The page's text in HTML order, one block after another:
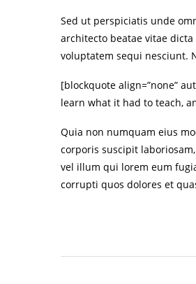
Sed ut perspiciatis unde
architecto beatae vitae
voluptatem sequi nesciunt.
[blockquote align=”none”
learn what it had to teach,
Quia non numquam eius
corporis suscipit
vel illum qui lorem eum
corrupti quos dolores et